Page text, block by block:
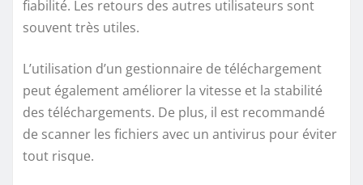
fiabilité. Les retours des autres utilisateurs sont
souvent très utiles.
L’utilisation d’un gestionnaire de téléchargement
peut également améliorer la vitesse et la stabilité
des téléchargements. De plus, il est recommandé
de scanner les fichiers avec un antivirus pour éviter
tout risque.